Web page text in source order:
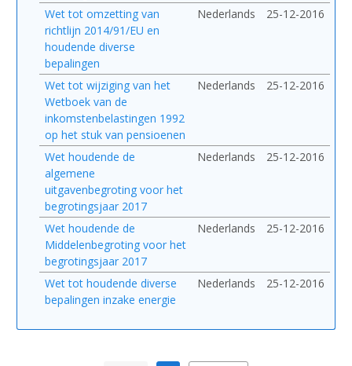
Wet tot omzetting van
richtlijn 2014/91/EU en
houdende diverse
bepalingen
Nederlands 25-12-2016
Wet tot wijziging van het
Wetboek van de
inkomstenbelastingen 1992
op het stuk van pensioenen
Nederlands 25-12-2016
Wet houdende de
algemene
uitgavenbegroting voor het
begrotingsjaar 2017
Nederlands 25-12-2016
Wet houdende de
Middelenbegroting voor het
begrotingsjaar 2017
Nederlands 25-12-2016
Wet tot houdende diverse
bepalingen inzake energie
Nederlands 25-12-2016